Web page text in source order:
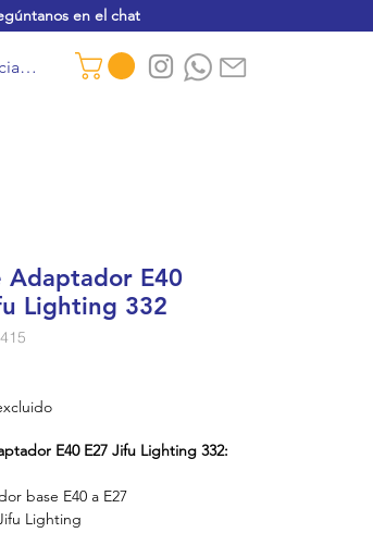
en el chat
sesión
Adaptador E40
Lighting 332
E40 E27 Jifu Lighting 332:
base E40 a E27
Lighting